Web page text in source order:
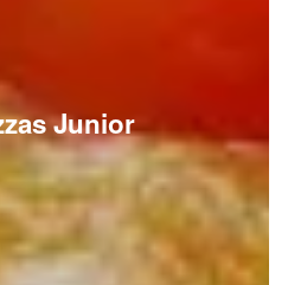
Junior